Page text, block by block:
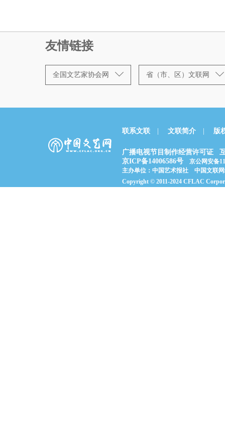
友情链接
全国文艺家协会网 省（市、区）文联网
联系文联 文联简介 版
广播电视节目制作经营许可证
京ICP备14006586号 京公网安备
主办单位：中国艺术报社 中国文联
Copyright © 2011-2024 CFLAC